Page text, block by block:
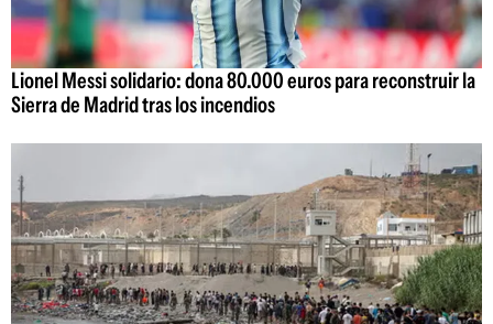
Lionel Messi solidario: dona 80.000 euros para reconstruir la
Sierra de Madrid tras los incendios